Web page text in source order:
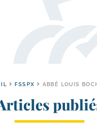
FSSPX ABBÉ LOUIS